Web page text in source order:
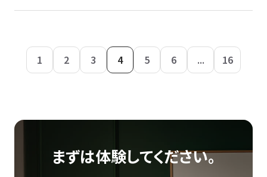
1 2 3 4 5 6 ... 16
まずは体験してください。